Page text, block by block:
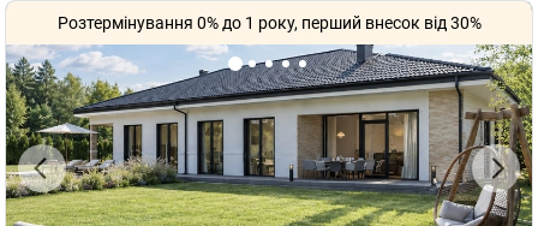
Розтермінування 0% до 1 року, перший внесок від 30%